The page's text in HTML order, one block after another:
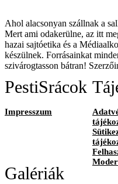
Ahol alacsonyan szállnak a
Mert ami odakerülne, az itt
hazai sajtóetika és a
készülnek. Forrásainkat
szivárogtasson bátran!
PestiSrácok
Impresszum
Galériák